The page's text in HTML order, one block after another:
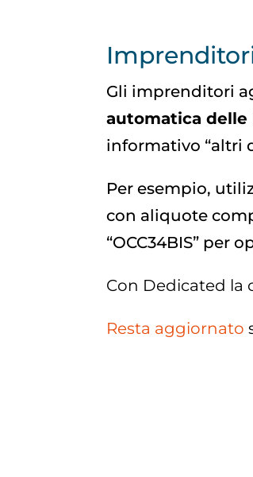
Gli imprenditori
automatica delle
informativo “altri
Per esempio,
con aliquote
“OCC34BIS” per
Con Dedicated la
Resta aggiornato